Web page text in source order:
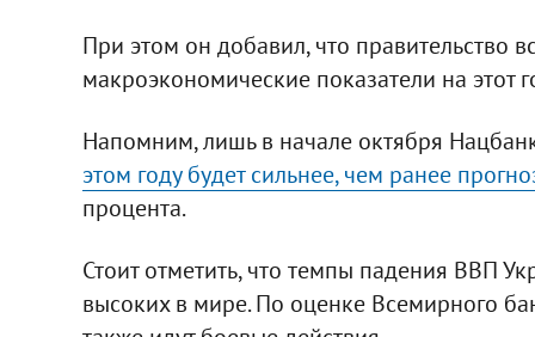
При этом он добавил, что правительство
макроэкономические показатели на этот
Напомним, лишь в начале октября
этом году будет сильнее, чем ранее
процента.
Стоит отметить, что темпы падения ВВП
высоких в мире. По оценке Всемирного